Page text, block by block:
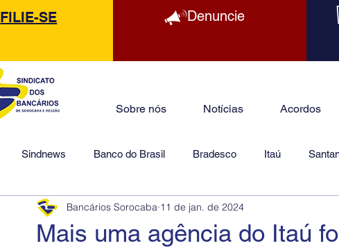
FILIE-SE Denuncie
Sobre nós Notícias Acordos
Sindnews Banco do Brasil Bradesco Itaú
HSBC Financeiras Jurídico
Mais uma agência do Itaú
Bancários Sorocaba 11 de jan. de 2024